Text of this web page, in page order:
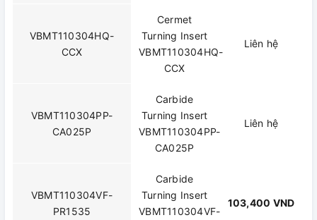
VBMT110304HQ-
CCX
Cermet
Turning Insert
VBMT110304HQ-
CCX
Liên hệ
VBMT110304PP-
CA025P
Carbide
Turning Insert
VBMT110304PP-
CA025P
Liên hệ
VBMT110304VF-
PR1535
Carbide
Turning Insert
VBMT110304VF-
103,400 VND